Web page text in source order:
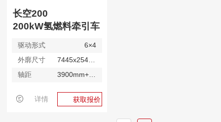
长空200
200kW氢燃料牵引车
驱动形式
6×4
外廓尺寸
7445x2545x3770mm
轴距
3900mm+1350mm
详情 获取报价